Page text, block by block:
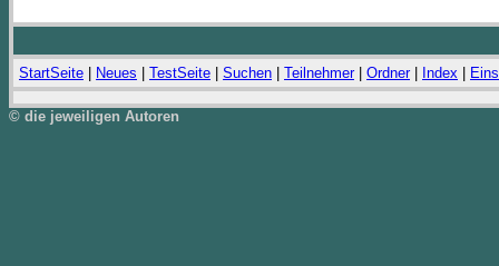
StartSeite Neues TestSeite Suchen Teilnehmer| Ordner| Index
© die jeweiligen Autoren